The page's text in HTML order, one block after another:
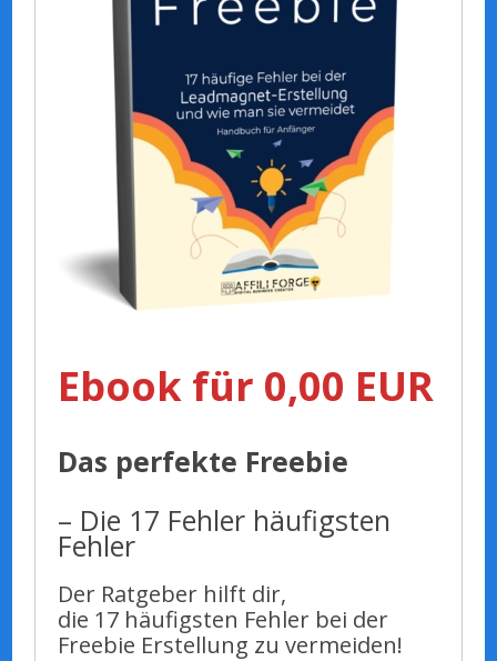
Ebook für 0,00 EUR
Das perfekte Freebie
– Die 17 Fehler häufigsten
Fehler
Der Ratgeber hilft dir,
die 17 häufigsten Fehler bei der
Freebie Erstellung zu vermeiden!